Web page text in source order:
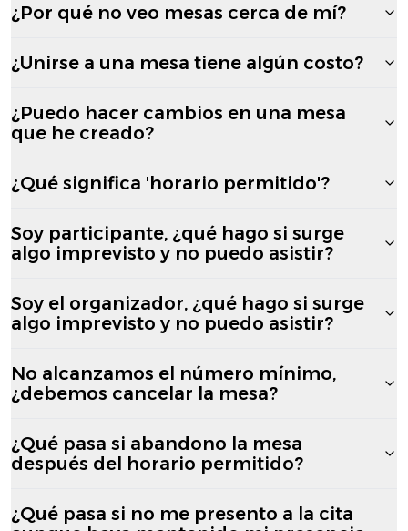
¿Por qué no veo mesas cerca de mí?
¿Unirse a una mesa tiene algún costo?
¿Puedo hacer cambios en una mesa
que he creado?
¿Qué significa 'horario permitido'?
Soy participante, ¿qué hago si surge
algo imprevisto y no puedo asistir?
Soy el organizador, ¿qué hago si surge
algo imprevisto y no puedo asistir?
No alcanzamos el número mínimo,
¿debemos cancelar la mesa?
¿Qué pasa si abandono la mesa
después del horario permitido?
¿Qué pasa si no me presento a la cita